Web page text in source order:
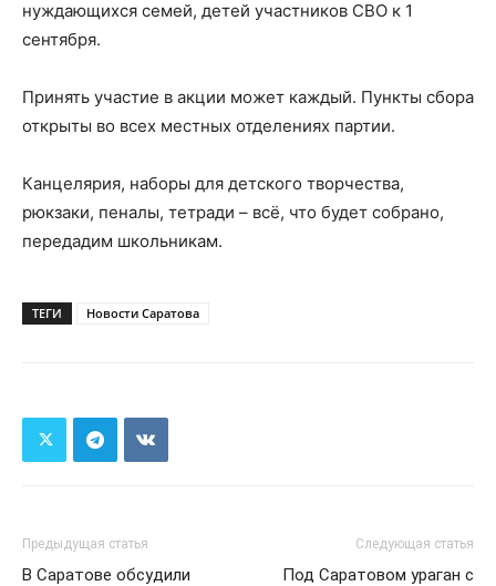
нуждающихся семей, детей участников СВО к 1
сентября.
Принять участие в акции может каждый. Пункты сбора
открыты во всех местных отделениях партии.
Канцелярия, наборы для детского творчества,
рюкзаки, пеналы, тетради – всё, что будет собрано,
передадим школьникам.
ТЕГИ Новости Саратова
Предыдущая статья
В Саратове обсудили
Следующая статья
Под Саратовом ураган с